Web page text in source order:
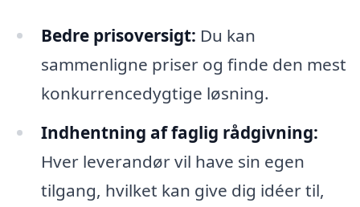
Bedre prisoversigt: Du kan
sammenligne priser og finde den mest
konkurrencedygtige løsning.
Indhentning af faglig rådgivning:
Hver leverandør vil have sin egen
tilgang, hvilket kan give dig idéer til,